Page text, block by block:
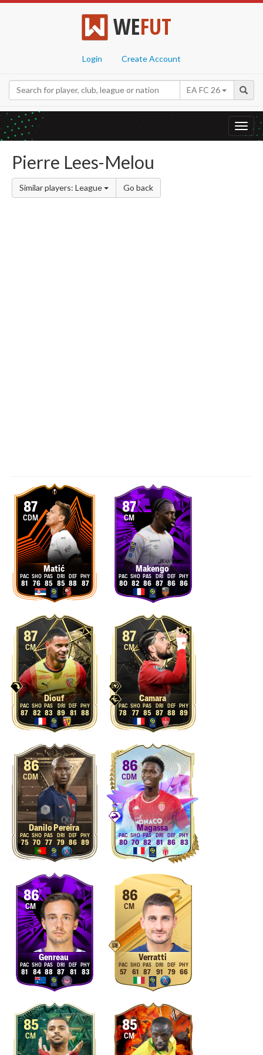
WEFUT
Login Create Account
EA FC 26
Pierre Lees-Melou
Similar players: League Go back
87
CDM
Matić
81 76 85 85 88 87
87
CM
Makengo
80 82 86 87 86 86
87
CM
Diouf
87 82 83 89 81 88
87
CM
Camara
78 77 85 87 88 89
86
CDM
Danilo Pereira
75 70 77 79 86 89
86
CDM
Magassa
80 70 82 81 86 83
86
CM
Genreau
81 84 88 87 81 83
86
CM
Verratti
57 61 87 91 79 66
85
CM
85
CM